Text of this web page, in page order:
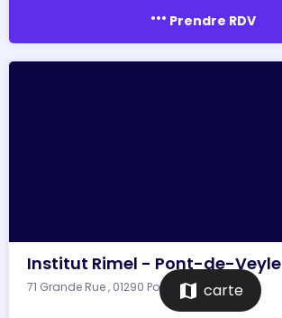
more_horiz Prendre RDV
Institut Rimel - Pont-de-Veyle
71 Grande Rue , 01290 Pont-de-Veyle
map carte